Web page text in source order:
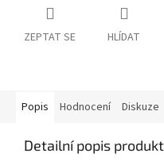
ZEPTAT SE HLÍDAT
Popis Hodnocení Diskuze
Detailní popis